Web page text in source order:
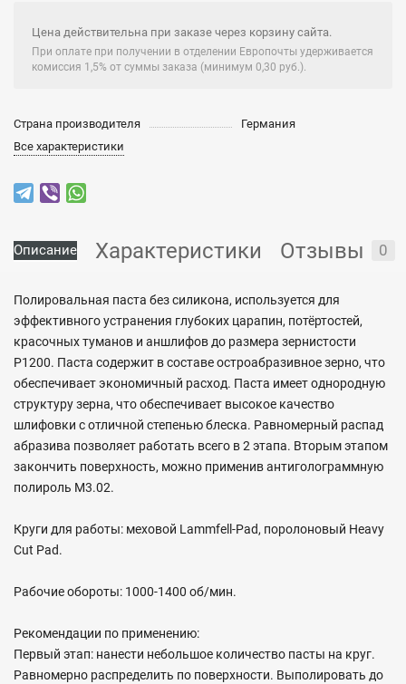
Цена действительна при заказе через корзину сайта.
При оплате при получении в отделении Европочты удерживается
комиссия 1,5% от суммы заказа (минимум 0,30 руб.).
Страна производителя
Германия
Все характеристики
Описание Характеристики Отзывы 0
Полировальная паста без силикона, используется для
эффективного устранения глубоких царапин, потёртостей,
красочных туманов и аншлифов до размера зернистости
Р1200. Паста содержит в составе остроабразивное зерно, что
обеспечивает экономичный расход. Паста имеет однородную
структуру зерна, что обеспечивает высокое качество
шлифовки с отличной степенью блеска. Равномерный распад
абразива позволяет работать всего в 2 этапа. Вторым этапом
закончить поверхность, можно применив антиголограммную
полироль М3.02.
Круги для работы: меховой Lammfell-Pad, поролоновый Heavy
Cut Pad.
Рабочие обороты: 1000-1400 об/мин.
Рекомендации по применению:
Первый этап: нанести небольшое количество пасты на круг.
Равномерно распределить по поверхности. Выполировать до